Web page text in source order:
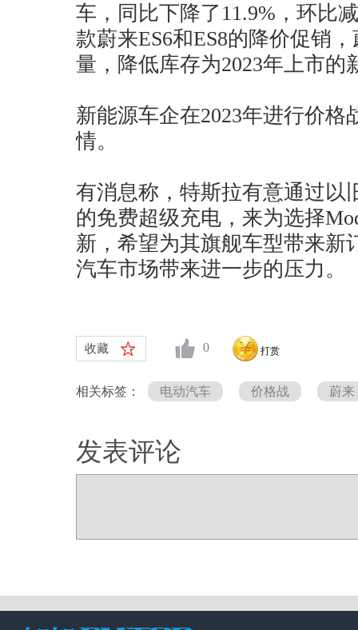
车，同比下降了11.9%，环比
款蔚来ES6和ES8的降价促销
量，降低库存为2023年上市
新能源车企在2023年进行价格
情。
有消息称，特斯拉有意通过以
的免费超级充电，来为选择
新，希望为其旗舰车型带来新
汽车市场带来进一步的压力。
收藏 0 打赏
相关标签： 电动汽车 价格战 蔚来
发表评论